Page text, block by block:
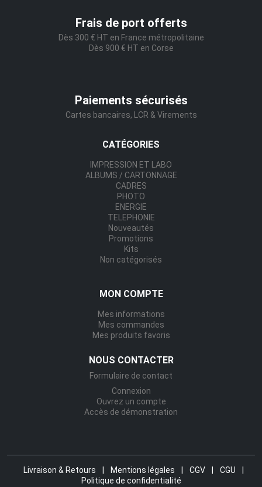
Frais de port offerts
Dès 300 € HT en France métropolitaine
Dès 900 € HT en Corse
Paiements sécurisés
Cartes bancaires, LCR & Virements
CATÉGORIES
IMPRESSION ET LABO
ALBUMS / CARTONNAGE
CADRES
PHOTO
ENERGIE
TELEPHONIE
Nouveautés
Promotions
Kits
Non catégorisés
MON COMPTE
Mes informations
Mes commandes
Mes produits favoris
NOUS CONTACTER
Formulaire de contact
Connexion
Ouvrez un compte
Accès de démonstration
Livraison & Retours Mentions légales CGV CGU
Politique de confidentialité